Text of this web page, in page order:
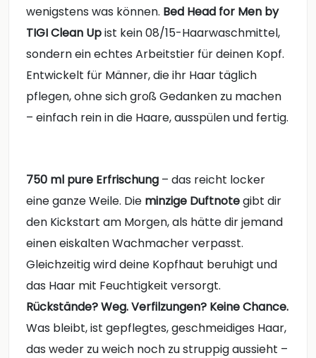
wenigstens was können. Bed Head for Men by
TIGI Clean Upist kein 08/15-Haarwaschmittel,
sondern ein echtes Arbeitstier für deinen Kopf.
Entwickelt für Männer, die ihr Haar täglich
pflegen, ohne sich groß Gedanken zu machen
– einfach rein in die Haare, ausspülen und fertig.
750 ml pure Erfrischung – das reicht locker
eine ganze Weile. Die minzige Duftnotegibt dir
den Kickstart am Morgen, als hätte dir jemand
einen eiskalten Wachmacher verpasst.
Gleichzeitig wird deine Kopfhaut beruhigt und
das Haar mit Feuchtigkeit versorgt.
Rückstände? Weg. Verfilzungen? Keine Chance.
Was bleibt, ist gepflegtes, geschmeidiges Haar,
das weder zu weich noch zu struppig aussieht –